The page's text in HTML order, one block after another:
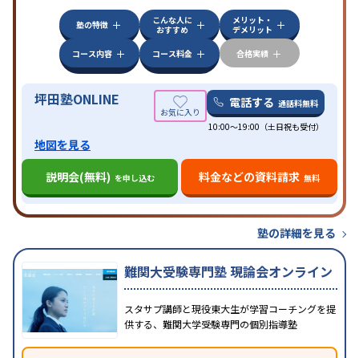
特徴
中高一貫校生に対応授業の振替可能 不登校生に対
学習にPC・タブレットを利用オンライン対応
科目から受講可能季節講習のみの受講可発達障害
の子どもに対応
塾の特徴
こんな人に
おすすめ
メリット・
デメリット
コース内容
コース料金 合格実績
坪田塾ONLINE 電話する 通話料無料
10:00～19:00（土日祝も受付）
地図を見る
説明会(無料) を申し込む 料金などの資料請求 無料
塾の詳細を見る
難関大受験専門塾 現論会オンライン
スタサプ講師と現役東大生が学習コーチングを提
供する、難関大学受験専門の個別指導塾